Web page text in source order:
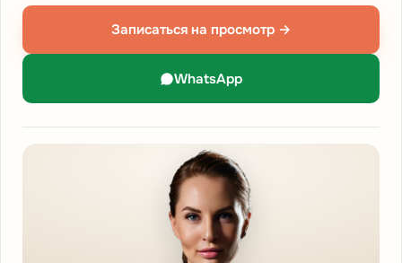
Записаться на просмотр →
WhatsApp